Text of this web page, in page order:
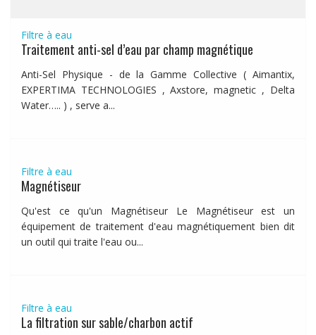
Filtre à eau
Traitement anti-sel d’eau par champ magnétique
Anti-Sel Physique - de la Gamme Collective ( Aimantix,
EXPERTIMA TECHNOLOGIES , Axstore, magnetic , Delta
Water….. ) , serve a...
Filtre à eau
Magnétiseur
Qu'est ce qu'un Magnétiseur Le Magnétiseur est un
équipement de traitement d'eau magnétiquement bien dit
un outil qui traite l'eau ou...
Filtre à eau
La filtration sur sable/charbon actif